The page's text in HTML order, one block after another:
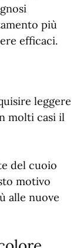
più
efficaci.
leggere
molti casi il
del cuoio
motivo
alle nuove